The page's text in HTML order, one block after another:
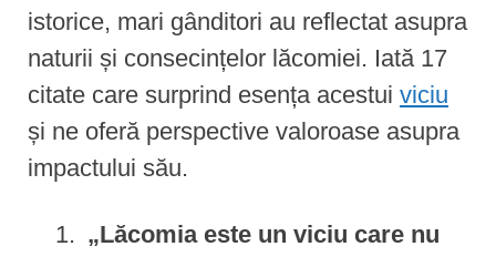
istorice, mari gânditori au reflectat asupra
naturii și consecințelor lăcomiei. Iată 17
citate care surprind esența acestui viciu
și ne oferă perspective valoroase asupra
impactului său.
„Lăcomia este un viciu care nu